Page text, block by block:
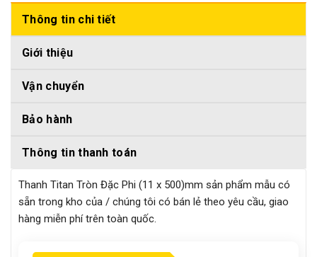
Thông tin chi tiết
Giới thiệu
Vận chuyển
Bảo hành
Thông tin thanh toán
Thanh Titan Tròn Đặc Phi (11 x 500)mm sản phẩm mẫu có
sẵn trong kho của / chúng tôi có bán lẻ theo yêu cầu, giao
hàng miễn phí trên toàn quốc.